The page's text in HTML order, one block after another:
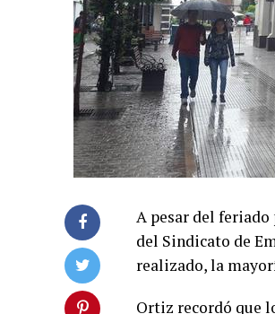
A pesar del
del Sindicato de
realizado, la
Ortiz recordó que